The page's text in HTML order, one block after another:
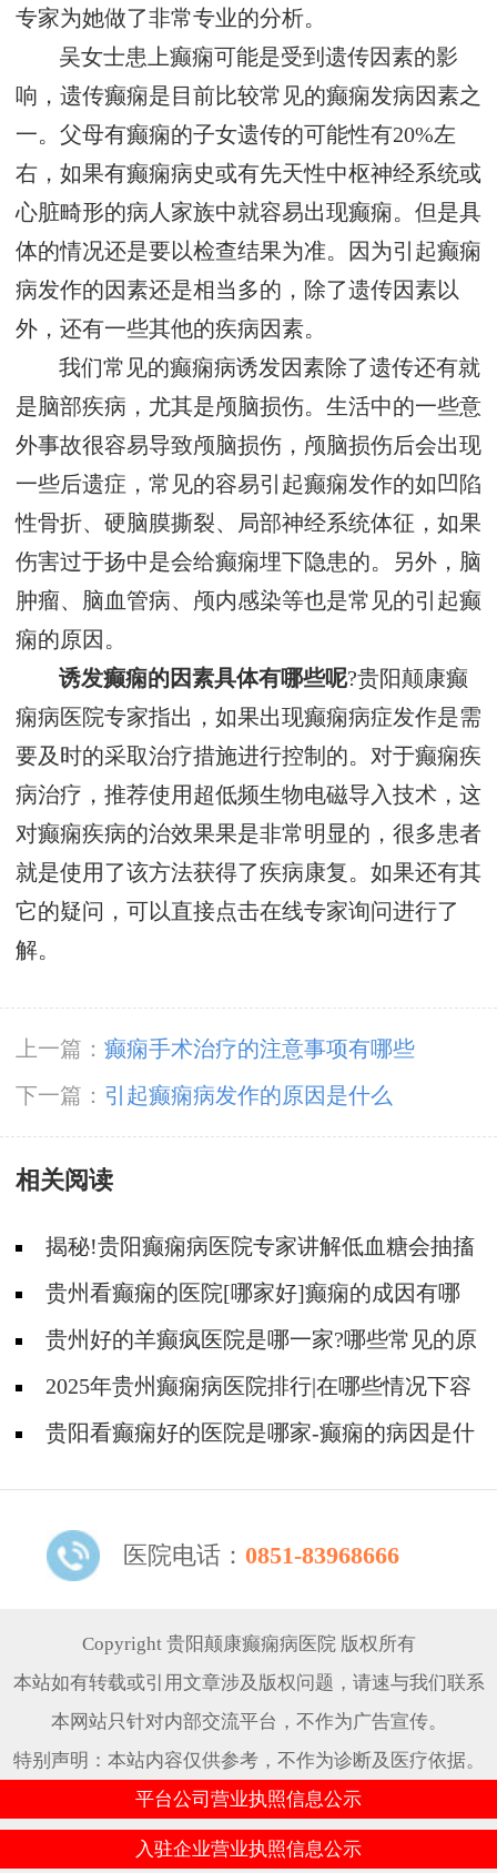
专家为她做了非常专业的分析。
吴女士患上癫痫可能是受到遗传因素的影
响，遗传癫痫是目前比较常见的癫痫发病因素之
一。父母有癫痫的子女遗传的可能性有20%左
右，如果有癫痫病史或有先天性中枢神经系统或
心脏畸形的病人家族中就容易出现癫痫。但是具
体的情况还是要以检查结果为准。因为引起癫痫
病发作的因素还是相当多的，除了遗传因素以
外，还有一些其他的疾病因素。
我们常见的癫痫病诱发因素除了遗传还有就
是脑部疾病，尤其是颅脑损伤。生活中的一些意
外事故很容易导致颅脑损伤，颅脑损伤后会出现
一些后遗症，常见的容易引起癫痫发作的如凹陷
性骨折、硬脑膜撕裂、局部神经系统体征，如果
伤害过于扬中是会给癫痫埋下隐患的。另外，脑
肿瘤、脑血管病、颅内感染等也是常见的引起癫
痫的原因。
诱发癫痫的因素具体有哪些呢?贵阳颠康癫
痫病医院专家指出，如果出现癫痫病症发作是需
要及时的采取治疗措施进行控制的。对于癫痫疾
病治疗，推荐使用超低频生物电磁导入技术，这
对癫痫疾病的治效果果是非常明显的，很多患者
就是使用了该方法获得了疾病康复。如果还有其
它的疑问，可以直接点击在线专家询问进行了
解。
上一篇： 癫痫手术治疗的注意事项有哪些
下一篇： 引起癫痫病发作的原因是什么
相关阅读
揭秘!贵阳癫痫病医院专家讲解低血糖会抽搐
吗?贵州看癫痫的医院[哪家好]癫痫的成因有哪
些?贵州好的羊癫疯医院是哪一家?哪些常见的原
因会引起羊癫疯?
2025年贵州癫痫病医院排行|在哪些情况下容
易得癫痫？
贵阳看癫痫好的医院是哪家-癫痫的病因是什
医院电话： 0851-83968666
Copyright 贵阳颠康癫痫病医院 版权所有
本站如有转载或引用文章涉及版权问题，请速与我们联系
本网站只针对内部交流平台，不作为广告宣传。
特别声明：本站内容仅供参考，不作为诊断及医疗依据。
平台公司营业执照信息公示
入驻企业营业执照信息公示